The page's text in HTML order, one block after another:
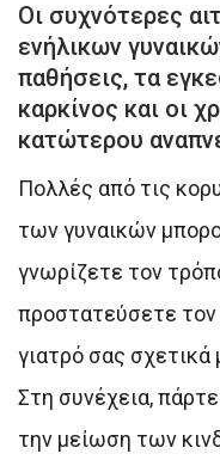
Οι συχνότερες
ενήλικων
παθήσεις, τα
καρκίνος και οι
κατώτερου
Πολλές από τις
των γυναικών
γνωρίζετε τον
προστατεύσετε
γιατρό σας σχετικά
Στη συνέχεια,
την μείωση των